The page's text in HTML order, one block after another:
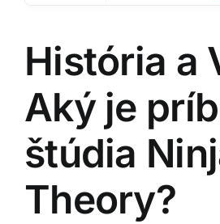
História a
Aký je
štúdia
Theory?